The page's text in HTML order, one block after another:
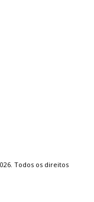
Todos os direitos